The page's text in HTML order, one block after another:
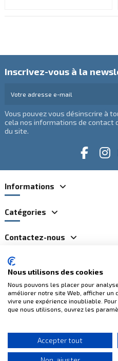
Inscrivez-vous à la
Vous pouvez vous désinscrire à
cela nos informations de contact
du site.
Informations
Catégories
Contactez-nous
Nous utilisons des cookies
Nous pouvons les placer pour
améliorer notre site Web, afficher un
vivre une expérience inoubliable.
que nous utilisons, ouvrez les
Accepter tout